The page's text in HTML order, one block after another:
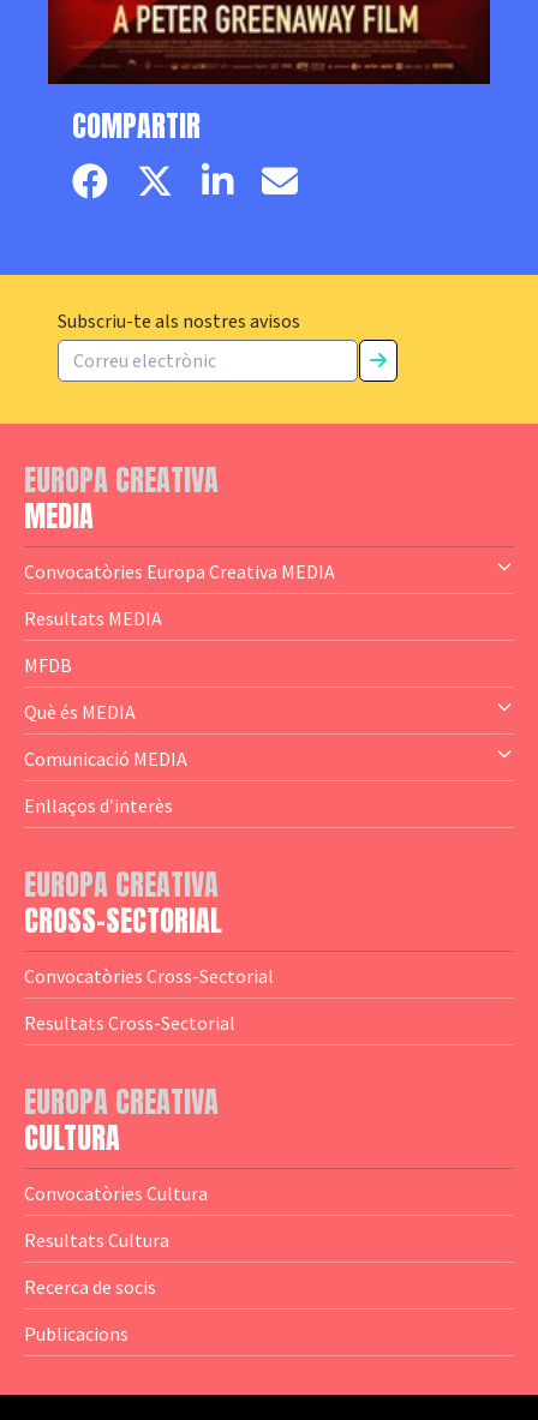
COMPARTIR
Facebook pageTwitter page
LinkedinEmail
Subscriu-te als nostres avisos
EUROPA CREATIVA
MEDIA
Convocatòries Europa Creativa MEDIA
— Content Cluster
— Business Cluster
— Audience Cluster
— Altres
Resultats MEDIA
MFDB
Què és MEDIA
— El subprograma MEDIA
— Agència Executiva
— Logotips
Comunicació MEDIA
— Estrenes a Catalunya
— Notícies
— Publicacions
— Guies MEDIA
— Altres Guies
— Presentacions
— Estudis
Enllaços d’interès
EUROPA CREATIVA
CROSS-SECTORIAL
Convocatòries Cross-Sectorial
Resultats Cross-Sectorial
EUROPA CREATIVA
CULTURA
Convocatòries Cultura
Resultats Cultura
Recerca de socis
Publicacions